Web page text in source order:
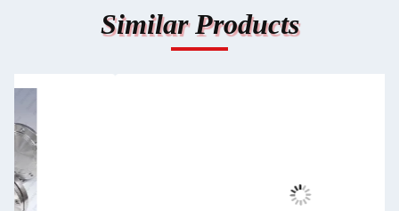
Similar Products